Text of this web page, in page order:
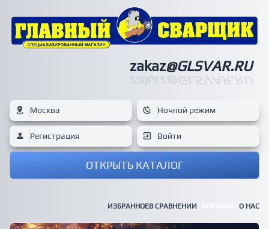
zakaz@GLSVAR.RU
Москва Ночной режим
Регистрация Войти
ОТКРЫТЬ КАТАЛОГ
ИЗБРАННОЕВ СРАВНЕНИИ О НАС